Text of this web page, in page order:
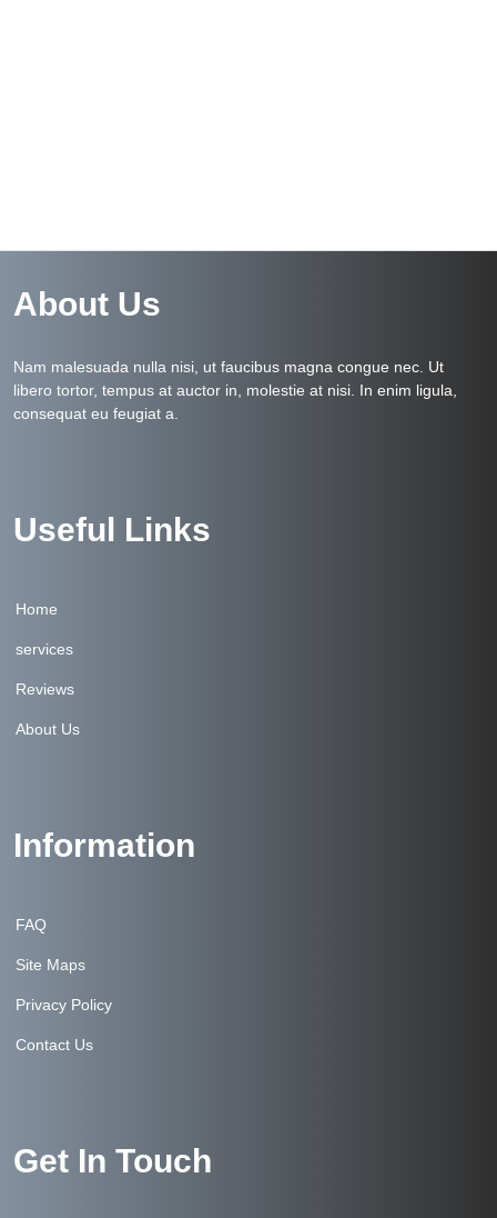
About Us
Nam malesuada nulla nisi, ut faucibus magna congue nec. Ut
libero tortor, tempus at auctor in, molestie at nisi. In enim ligula,
consequat eu feugiat a.
Useful Links
Home
services
Reviews
About Us
Information
FAQ
Site Maps
Privacy Policy
Contact Us
Get In Touch